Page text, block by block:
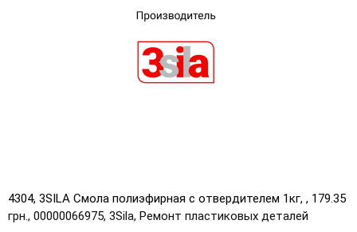
UA RU
4304, 3SILA Смола полиэфирная с отвердителем 1кг, , 179.35
грн., 00000066975, 3Sila, Ремонт пластиковых деталей